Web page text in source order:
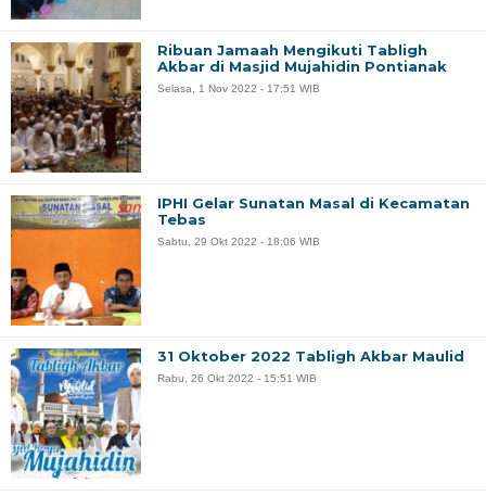
Ribuan Jamaah Mengikuti Tabligh
Akbar di Masjid Mujahidin Pontianak
Selasa, 1 Nov 2022 - 17:51 WIB
IPHI Gelar Sunatan Masal di Kecamatan
Tebas
Sabtu, 29 Okt 2022 - 18:06 WIB
31 Oktober 2022 Tabligh Akbar Maulid
Rabu, 26 Okt 2022 - 15:51 WIB